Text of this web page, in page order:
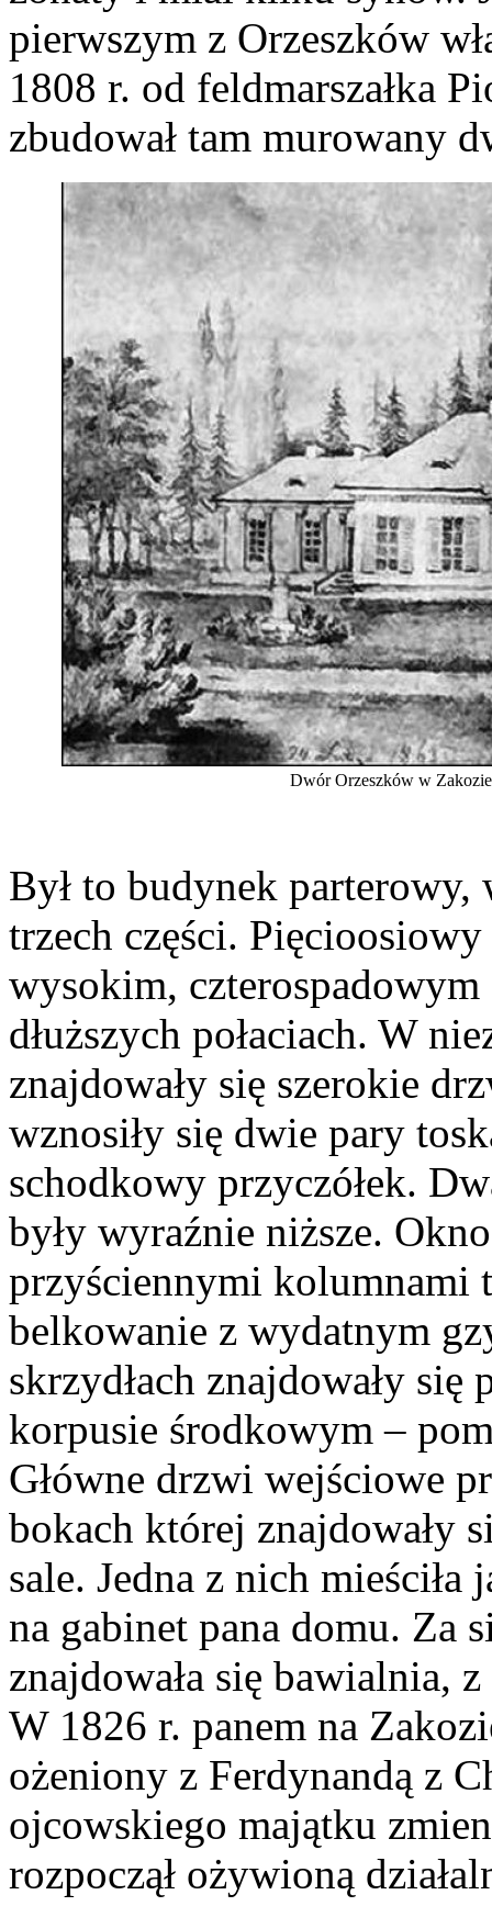
pierwszym z Orzeszków
1808 r. od feldmarszałka
zbudował tam murowany
Dwór Orzeszków w
Był to budynek parterowy,
trzech części.
wysokim,
dłuższych połaciach. W
znajdowały się szerokie
wznosiły się dwie pary
schodkowy przyczółek.
były wyraźnie niższe.
przyściennymi kolumnami
belkowanie z wydatnym
skrzydłach znajdowały
korpusie środkowym –
Główne drzwi wejściowe
bokach której znajdowały
sale. Jedna z nich mieściła
na gabinet pana domu. Za
znajdowała się bawialnia,
W 1826 r. panem na
ożeniony z Ferdynandą z
ojcowskiego majątku
rozpoczął ożywioną